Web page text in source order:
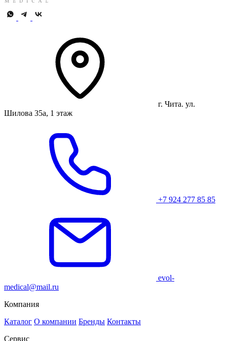
г. Чита. ул.
Шилова 35а, 1 этаж
+7 924 277 85 85
evol-
medical@mail.ru
Компания
Каталог О компании Бренды Контакты
Сервис